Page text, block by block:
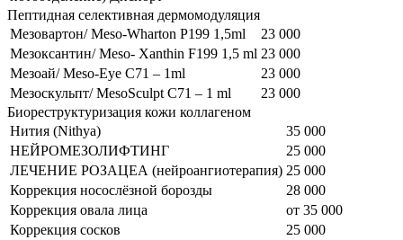
Пептидная селективная дермомодуляция
Мезовартон/ Meso-Wharton P199 1,5ml
23 000
Мезоксантин/ Meso- Xanthin F199 1,5 ml 23 000
Мезоай/ Meso-Eye C71 – 1ml
23 000
Мезоскульпт/ MesoSculpt C71 – 1 ml
23 000
Биореструктуризация кожи коллагеном
Нития (Nithya)
35 000
НЕЙРОМЕЗОЛИФТИНГ
25 000
ЛЕЧЕНИЕ РОЗАЦЕА (нейроангиотерапия) 25 000
Коррекция носослёзной борозды
28 000
Коррекция овала лица
от 35 000
Коррекция сосков
25 000